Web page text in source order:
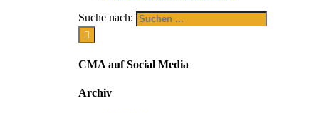
Suche nach:
CMA auf Social Media
Archiv